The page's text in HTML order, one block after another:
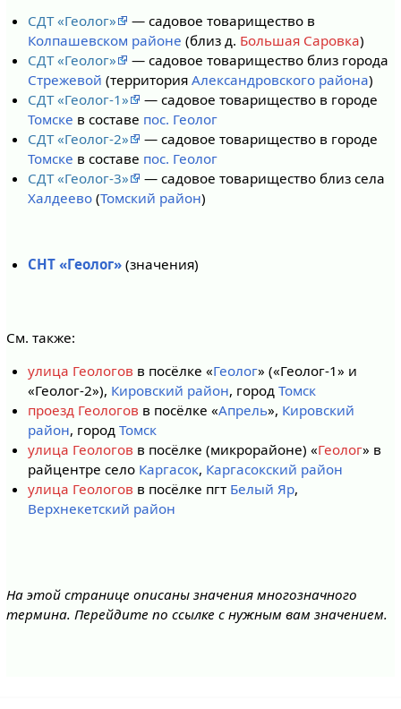
СДТ «Геолог»
— садовое товарищество в
Колпашевском районе (близ д. Большая Саровка)
СДТ «Геолог»
— садовое товарищество близ города
Стрежевой (территорияАлександровского района)
СДТ «Геолог-1»
— садовое товарищество в городе
Томске в составе пос. Геолог
СДТ «Геолог-2»
— садовое товарищество в городе
Томске в составе пос. Геолог
СДТ «Геолог-3»
— садовое товарищество близ села
Халдеево (Томский район)
СНТ «Геолог» (значения)
См. также:
улица Геологов в посёлке «Геолог» («Геолог-1» и
«Геолог-2»), Кировский район, городТомск
проезд Геологов в посёлке «Апрель», Кировский
район, городТомск
улица Геологов в посёлке (микрорайоне) «Геолог» в
райцентре село Каргасок, Каргасокский район
улица Геологов в посёлке пгт Белый Яр,
Верхнекетский район
На этой странице описаны значения многозначного
термина. Перейдите по ссылке с нужным вам значением.